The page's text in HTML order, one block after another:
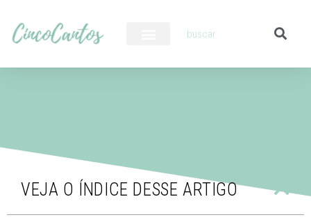
VEJA O ÍNDICE DESSE ARTIGO